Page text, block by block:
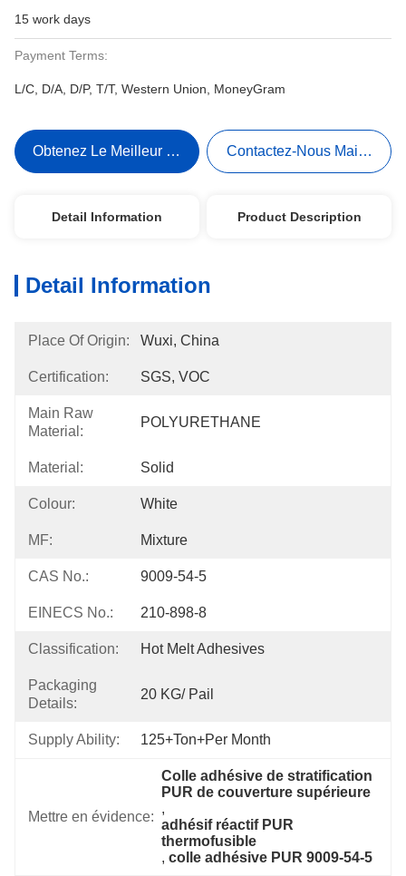
15 work days
Payment Terms:
L/C, D/A, D/P, T/T, Western Union, MoneyGram
Obtenez Le Meilleur Prix Contactez-Nous Maintenant
Detail Information Product Description
Detail Information
Place Of Origin: Wuxi, China
Certification: SGS, VOC
Main Raw
Material:
POLYURETHANE
Material: Solid
Colour: White
MF: Mixture
CAS No.: 9009-54-5
EINECS No.: 210-898-8
Classification: Hot Melt Adhesives
Packaging
Details:
20 KG/ Pail
Supply Ability: 125+Ton+per Month
Mettre en évidence:
Colle adhésive de stratification
PUR de couverture supérieure
,
adhésif réactif PUR
thermofusible
, colle adhésive PUR 9009-54-5